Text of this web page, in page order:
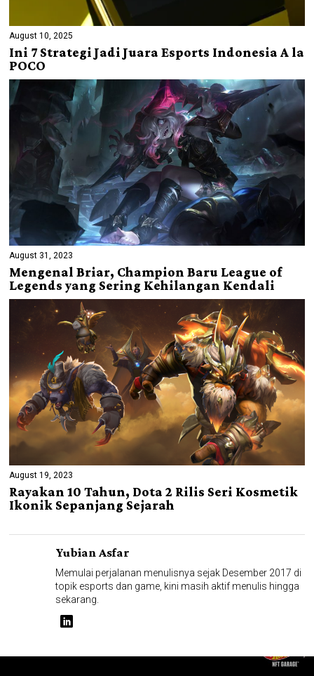
August 10, 2025
Ini 7 Strategi Jadi Juara Esports Indonesia A la
POCO
August 31, 2023
Mengenal Briar, Champion Baru League of
Legends yang Sering Kehilangan Kendali
August 19, 2023
Rayakan 10 Tahun, Dota 2 Rilis Seri Kosmetik
Ikonik Sepanjang Sejarah
Yubian Asfar
Memulai perjalanan menulisnya sejak Desember 2017 di
topik esports dan game, kini masih aktif menulis hingga
sekarang.